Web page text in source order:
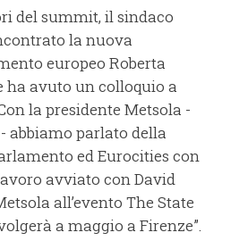
del summit, il sindaco
la nuova
europeo Roberta
ha avuto un colloquio a
la presidente Metsola -
abbiamo parlato della
ed Eurocities con
avviato con David
all’evento The State
a maggio a Firenze”.